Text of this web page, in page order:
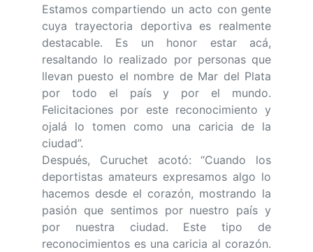
Estamos compartiendo un acto con gente
cuya trayectoria deportiva es realmente
destacable. Es un honor estar acá,
resaltando lo realizado por personas que
llevan puesto el nombre de Mar del Plata
por todo el país y por el mundo.
Felicitaciones por este reconocimiento y
ojalá lo tomen como una caricia de la
ciudad”.
Después, Curuchet acotó: “Cuando los
deportistas amateurs expresamos algo lo
hacemos desde el corazón, mostrando la
pasión que sentimos por nuestro país y
por nuestra ciudad. Este tipo de
reconocimientos es una caricia al corazón.